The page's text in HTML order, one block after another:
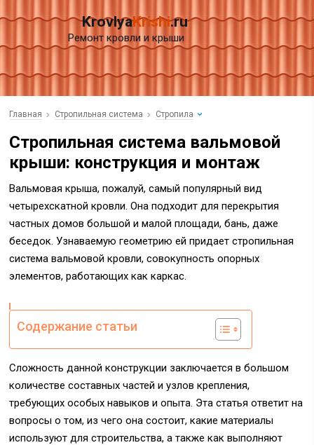
KrovlyaKrishi.ru
Ремонт кровли и крыши
Главная Стропильная система Стропила
Стропильная система вальмовой
крыши: конструкция и монтаж
Вальмовая крыша, пожалуй, самый популярный вид
четырехскатной кровли. Она подходит для перекрытия
частных домов большой и малой площади, бань, даже
беседок. Узнаваемую геометрию ей придает стропильная
система вальмовой кровли, совокупность опорных
элементов, работающих как каркас.
Содержание статьи
Сложность данной конструкции заключается в большом
количестве составных частей и узлов крепления,
требующих особых навыков и опыта. Эта статья ответит на
вопросы о том, из чего она состоит, какие материалы
используют для строительства, а также как выполняют